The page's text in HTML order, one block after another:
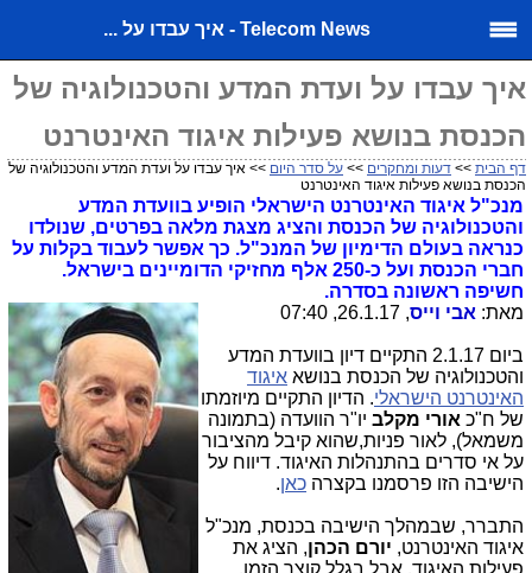
Telecom News - איך עבדו על ...
איך עבדו על ועדת המדע והטכנולוגיה של
הכנסת בנושא פעילות איגוד האינטרנט
דף הבית >> דעות ומחקרים >> על סדר היום >> איך עבדו על ועדת המדע והטכנולוגיה של
הכנסת בנושא פעילות איגוד האינטרנט
מנכ"ל איגוד האינטרנט הישראלי הופיע בוועדת המדע
והטכנולוגיה של הכנסת והציג מצגת מלאה בפרטים, שנולדו
כנראה בעולם הדימיון של המנכ"ל. כך אפשר לעבוד בקלות על
חברי הכנסת ועל כ-250 אלף מחזיקי הדומיינים בישראל.
חשיפה ראשונה בסדרה.
מאת: אבי וייס, 26.1.17, 07:40
ביום 2.1.17 התקיים דיון בוועדת המדע
והטכנולוגיה של הכנסת בנושא איגוד
האינטרנט הישראלי. הדיון התקיים מיוזמתו
של ח"כ אורי מקלב יו"ר הוועדה (בתמונה
משמאל), לאור פניות,שהוא קיבל מהציבור
על אי סדרים בהתנהלות האיגוד. דיווח על
הישיבה הזו פרסמנו בקצרה כאן.
התברר, שבמהלך הישיבה בכנסת, מנכ"ל
איגוד האינטרנט, יורם הכהן, הציג את
פעילות האיגוד, אבל בגלל קוצר הזמן,